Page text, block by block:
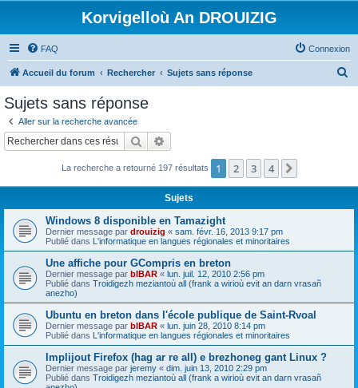
Korvigelloù An DROUIZIG
FAQ Connexion
Accueil du forum Rechercher Sujets sans réponse
c
Sujets sans réponse
Aller sur la recherche avancée
Rechercher
La recherche a retourné 197 résultats 1 2 3 4
Sujets
Windows 8 disponible en Tamazight
Dernier message par drouizig « sam. févr. 16, 2013 9:17 pm
Publié dans L'informatique en langues régionales et minoritaires
Une affiche pour GCompris en breton
Dernier message par bIBAR « lun. juil. 12, 2010 2:56 pm
Publié dans Troidigezh meziantoù all (frank a wirioù evit an darn vrasañ
anezho)
Ubuntu en breton dans l'école publique de Saint-Rvoal
Dernier message par bIBAR « lun. juin 28, 2010 8:14 pm
Publié dans L'informatique en langues régionales et minoritaires
Implijout Firefox (hag ar re all) e brezhoneg gant Linux ?
Dernier message par jeremy « dim. juin 13, 2010 2:29 pm
Publié dans Troidigezh meziantoù all (frank a wirioù evit an darn vrasañ